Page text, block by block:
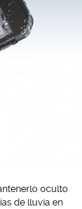
oculto
de lluvia en